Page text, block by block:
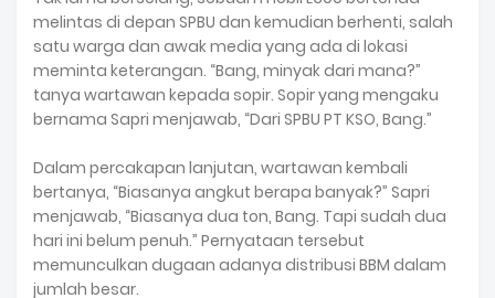
melintas di depan SPBU dan kemudian berhenti, salah
satu warga dan awak media yang ada di lokasi
meminta keterangan. “Bang, minyak dari mana?”
tanya wartawan kepada sopir. Sopir yang mengaku
bernama Sapri menjawab, “Dari SPBU PT KSO, Bang.”
Dalam percakapan lanjutan, wartawan kembali
bertanya, “Biasanya angkut berapa banyak?” Sapri
menjawab, “Biasanya dua ton, Bang. Tapi sudah dua
hari ini belum penuh.” Pernyataan tersebut
memunculkan dugaan adanya distribusi BBM dalam
jumlah besar.